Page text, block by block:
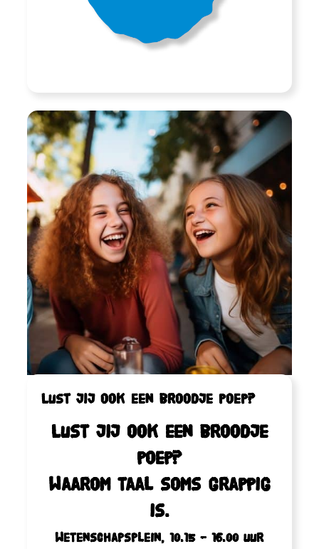
Lust jij ook een broodje poep?
Lust jij ook een broodje
poep?
Waarom taal soms grappig
is.
Wetenschapsplein, 10.15 – 16.00 uur